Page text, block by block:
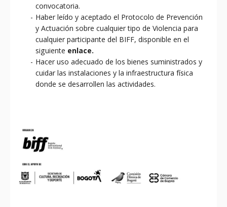
convocatoria.
Haber leído y aceptado el Protocolo de Prevención
y Actuación sobre cualquier tipo de Violencia para
cualquier participante del BIFF, disponible en el
siguiente enlace.
Hacer uso adecuado de los bienes suministrados y
cuidar las instalaciones y la infraestructura física
donde se desarrollen las actividades.